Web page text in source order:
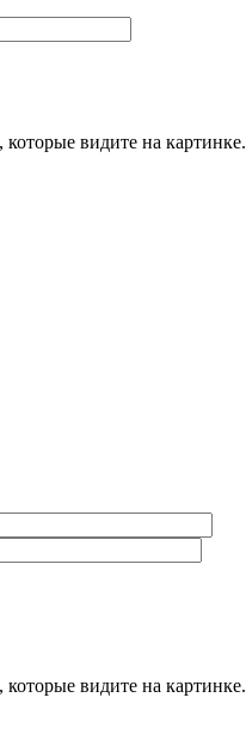
видите на картинке.
видите на картинке.